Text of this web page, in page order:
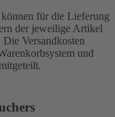
können für die Lieferung
der jeweilige Artikel
Die Versandkosten
und